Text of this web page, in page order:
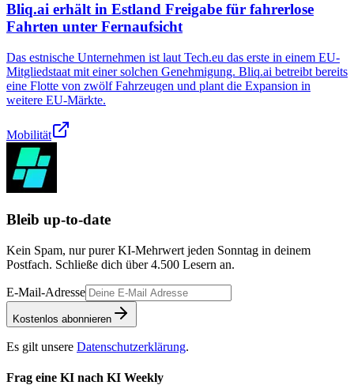
Bliq.ai erhält in Estland Freigabe für fahrerlose
Fahrten unter Fernaufsicht
Das estnische Unternehmen ist laut Tech.eu das erste in einem EU-
Mitgliedstaat mit einer solchen Genehmigung. Bliq.ai betreibt bereits
eine Flotte von zwölf Fahrzeugen und plant die Expansion in
weitere EU-Märkte.
Mobilität
Bleib up-to-date
Kein Spam, nur purer KI-Mehrwert jeden Sonntag in deinem
Postfach. Schließe dich über4.500 Lesern an.
E-Mail-Adresse
Kostenlos abonnieren
Es gilt unsere Datenschutzerklärung.
Frag eine KI nach KI Weekly